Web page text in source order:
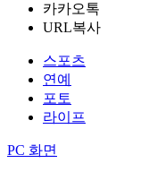
카카오톡
URL복사
스포츠
연예
포토
라이프
PC 화면